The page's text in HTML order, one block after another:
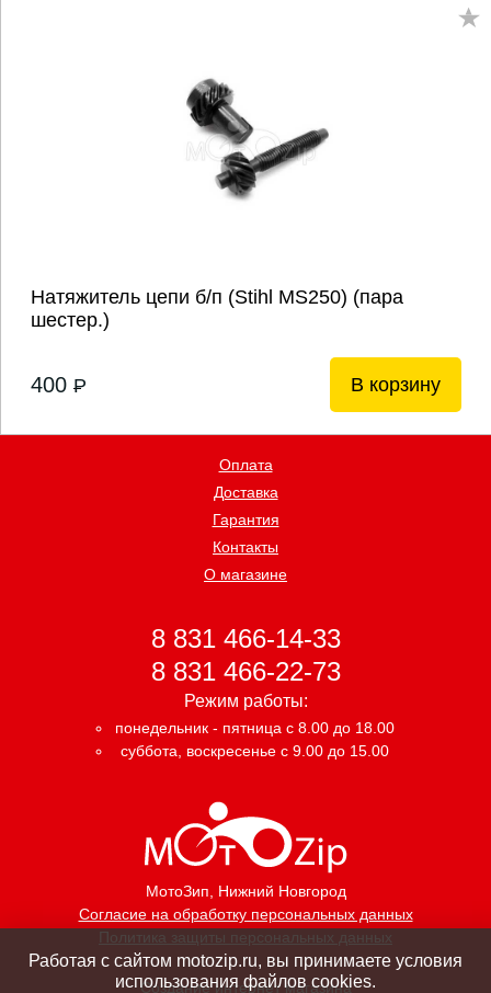
Натяжитель цепи б/п (Stihl MS250) (пара
шестер.)
400 P В корзину
МотоЗип, Нижний Новгород
Согласие на обработку персональных данных
Политика защиты персональных данных
Оплата
Доставка
Гарантия
Контакты
О магазине
8 831 466-14-33
8 831 466-22-73
Режим работы:
понедельник - пятница с 8.00 до 18.00
суббота, воскресенье с 9.00 до 15.00
Создание интернет магазина
Работая с сайтом motozip.ru, вы принимаете условия
использования файлов cookies.